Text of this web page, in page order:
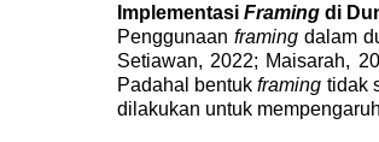
Implementasi Framing di
Penggunaan framingdalam
Setiawan, 2022; Maisarah,
Padahal bentukframing tidak
dilakukan untuk